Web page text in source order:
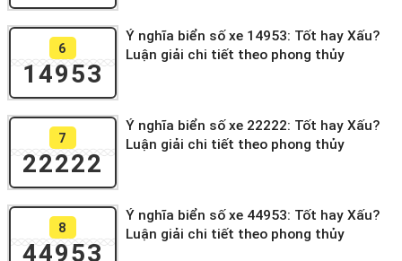
6
14953
Ý nghĩa biển số xe 14953: Tốt hay Xấu?
Luận giải chi tiết theo phong thủy
7
22222
Ý nghĩa biển số xe 22222: Tốt hay Xấu?
Luận giải chi tiết theo phong thủy
8
44953
Ý nghĩa biển số xe 44953: Tốt hay Xấu?
Luận giải chi tiết theo phong thủy